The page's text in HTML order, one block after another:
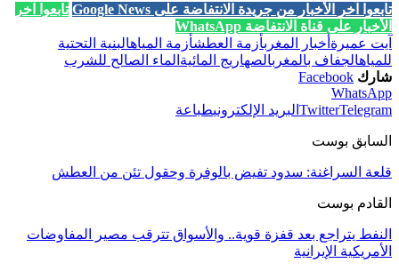
تابعوا آخر الأخبار من جريدة الانتفاضة على Google News
تابعوا آخر
الأخبار على قناة الانتفاضة WhatsApp
آيت عميرة أخبار المغربأزمة العطشأزمة المياهالبنية التحتية
للمياهالجفاف بالمغربالصهاريج المائية الماء الصالح للشرب
شارك Facebook
WhatsApp
TwitterTelegram البريد الإلكترونيطباعة
السابق بوست
قلعة السراغنة: سدود تفيض بالوفرة وحقول تئن من العطش
القادم بوست
النفط يتراجع بعد قفزة قوية.. والأسواق تترقب مصير المفاوضات
الأمريكية الإيرانية